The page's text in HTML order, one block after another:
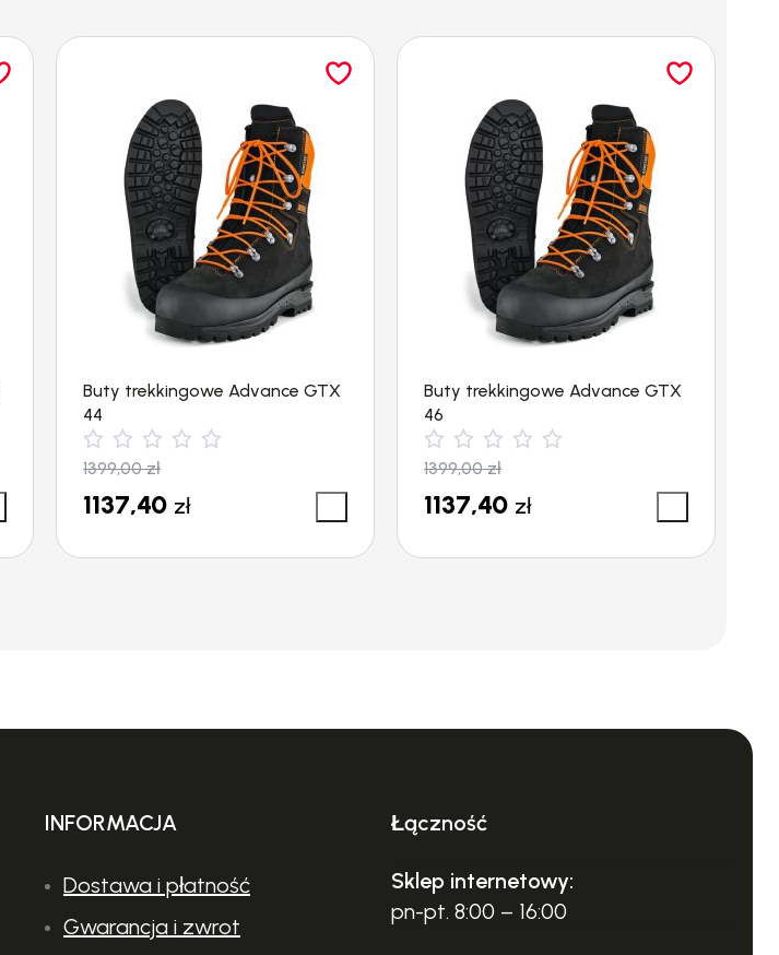
Buty trekkingowe Advance GTX
44
1399,00zł
1137,40 zł
Buty trekkingowe Advance GTX
46
1399,00zł
1137,40 zł
INFORMACJA
Dostawa i płatność
Gwarancja i zwrot
Łączność
Sklep internetowy:
pn-pt. 8:00 – 16:00